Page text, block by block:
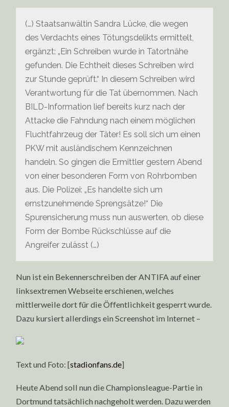
(…) Staatsanwältin Sandra Lücke, die wegen
des Verdachts eines Tötungsdelikts ermittelt,
ergänzt: „Ein Schreiben wurde in Tatortnähe
gefunden. Die Echtheit dieses Schreiben wird
zur Stunde geprüft.“ In diesem Schreiben wird
Verantwortung für die Tat übernommen. Nach
BILD-Information lief bereits kurz nach der
Attacke die Fahndung nach einem möglichen
Fluchtfahrzeug der Täter! Es soll sich um einen
PKW mit ausländischem Kennzeichnen
handeln. So gingen die Ermittler gestern Abend
von einer besonderen Form von Rohrbomben
aus. Die Polizei: „Es handelte sich um
ernstzunehmende Sprengsätze!“ Die
Spurensicherung muss nun auswerten, ob diese
Form der Bombe Rückschlüsse auf die
Angreifer zulässt (…)
Nun ist ein Bekennerschreiben der ANTIFA auf einer
linksextremen Webseite erschienen, welches
mittlerweile dort für die Öffentlichkeit gesperrt wurde.
Dazu kursiert allerdings ein Screenshot im Internet –
Text und Foto: [stadionfans.de]
Heute Abend soll nun die Championsleague-Partie in
Dortmund tatsächlich nachgeholt werden. Dazu werden